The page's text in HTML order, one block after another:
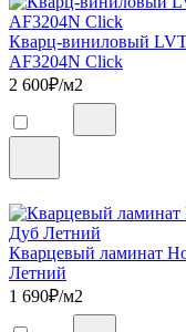
Кварц-виниловый
AF3204N Click
2 600₽/м2
Кварцевый ламинат
Летний
1 690₽/м2